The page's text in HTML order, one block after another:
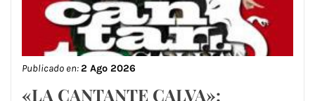
Publicado en:2 Ago 2026
«LA CANTANTE CALVA»: